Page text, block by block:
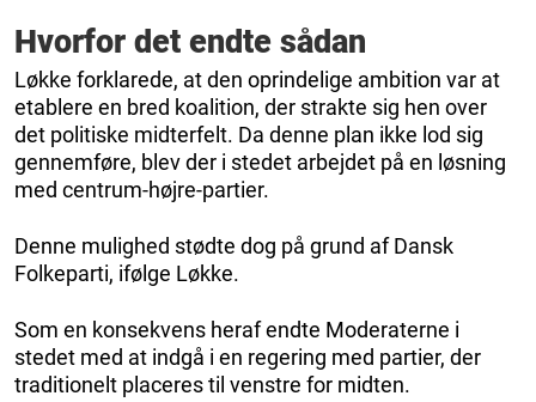
Hvorfor det endte sådan
Løkke forklarede, at den oprindelige ambition var at
etablere en bred koalition, der strakte sig hen over
det politiske midterfelt. Da denne plan ikke lod sig
gennemføre, blev der i stedet arbejdet på en løsning
med centrum-højre-partier.
Denne mulighed stødte dog på grund af Dansk
Folkeparti, ifølge Løkke.
Som en konsekvens heraf endte Moderaterne i
stedet med at indgå i en regering med partier, der
traditionelt placeres til venstre for midten.